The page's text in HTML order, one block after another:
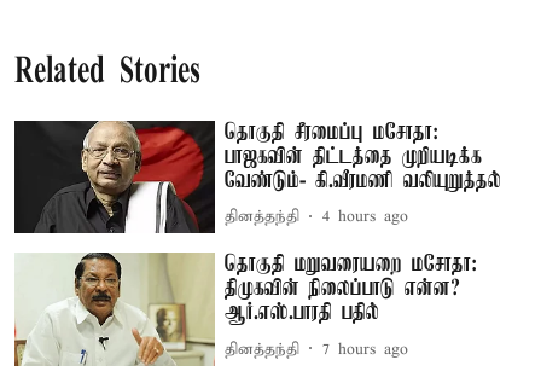
Related Stories
தொகுதி சீரமைப்பு மசோதா:
பாஜகவின் திட்டத்தை முறியடிக்க
வேண்டும்- கி.வீரமணி வலியுறுத்தல்
தினத்தந்தி 4 hours ago
தொகுதி மறுவரையறை மசோதா:
திமுகவின் நிலைப்பாடு என்ன?
ஆர்.எஸ்.பாரதி பதில்
தினத்தந்தி 7 hours ago